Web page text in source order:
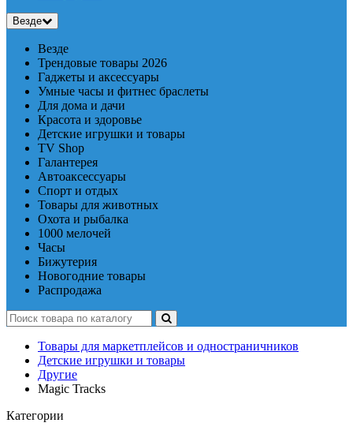
Везде
Везде
Трендовые товары 2026
Гаджеты и аксессуары
Умные часы и фитнес браслеты
Для дома и дачи
Красота и здоровье
Детские игрушки и товары
TV Shop
Галантерея
Автоаксессуары
Спорт и отдых
Товары для животных
Охота и рыбалка
1000 мелочей
Часы
Бижутерия
Новогодние товары
Распродажа
Товары для маркетплейсов и одностраничников
Детские игрушки и товары
Другие
Magic Tracks
Категории